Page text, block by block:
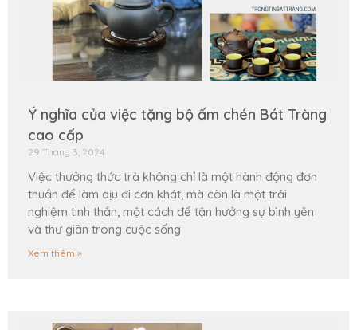
Ý nghĩa của việc tặng bộ ấm chén Bát Tràng
cao cấp
29 Tháng 3, 2024
Việc thưởng thức trà không chỉ là một hành động đơn
thuần để làm dịu đi cơn khát, mà còn là một trải
nghiệm tinh thần, một cách để tận hưởng sự bình yên
và thư giãn trong cuộc sống
Xem thêm »